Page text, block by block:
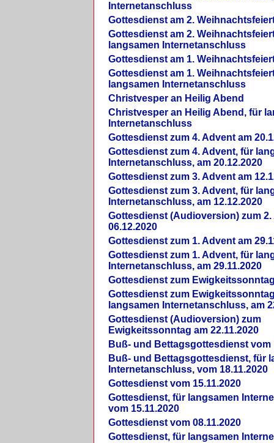
Internetanschluss
Gottesdienst am 2.
Gottesdienst am 2.
langsamen Internetanschluss
Gottesdienst am 1.
Gottesdienst am 1.
langsamen Internetanschluss
Christvesper an Heilig Abend
Christvesper an Heilig Abend, für
Internetanschluss
Gottesdienst zum 4. Advent am
Gottesdienst zum 4. Advent, für
Internetanschluss, am 20.12.2020
Gottesdienst zum 3. Advent am
Gottesdienst zum 3. Advent, für
Internetanschluss, am 12.12.2020
Gottesdienst (Audioversion) zum 2.
06.12.2020
Gottesdienst zum 1. Advent am
Gottesdienst zum 1. Advent, für
Internetanschluss, am 29.11.2020
Gottesdienst zum
Gottesdienst zum
langsamen Internetanschluss, am
Gottesdienst (Audioversion) zum
Ewigkeitssonntag am 22.11.2020
Buß- und Bettagsgottesdienst vom
Buß- und Bettagsgottesdienst, für
Internetanschluss, vom 18.11.2020
Gottesdienst vom 15.11.2020
Gottesdienst, für langsamen
vom 15.11.2020
Gottesdienst vom 08.11.2020
Gottesdienst, für langsamen